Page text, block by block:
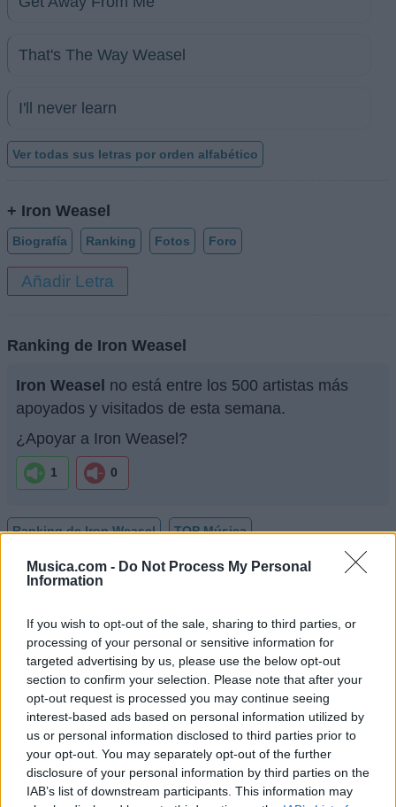
Musica.com - Do Not Process My Personal
Information
If you wish to opt-out of the sale, sharing to third parties, or
processing of your personal or sensitive information for
targeted advertising by us, please use the below opt-out
section to confirm your selection. Please note that after your
opt-out request is processed you may continue seeing
interest-based ads based on personal information utilized by
us or personal information disclosed to third parties prior to
your opt-out. You may separately opt-out of the further
disclosure of your personal information by third parties on the
IAB’s list of downstream participants. This information may
That's The Way Weasel
I'll never learn
Ver todas sus letras por orden alfabético
+ Iron Weasel
Biografía Ranking Fotos Foro
Añadir Letra
Ranking de Iron Weasel
Iron Weasel no está entre los 500 artistas más
apoyados y visitados de esta semana.
¿Apoyar a Iron Weasel?
1 0
Ranking de Iron Weasel TOP Música